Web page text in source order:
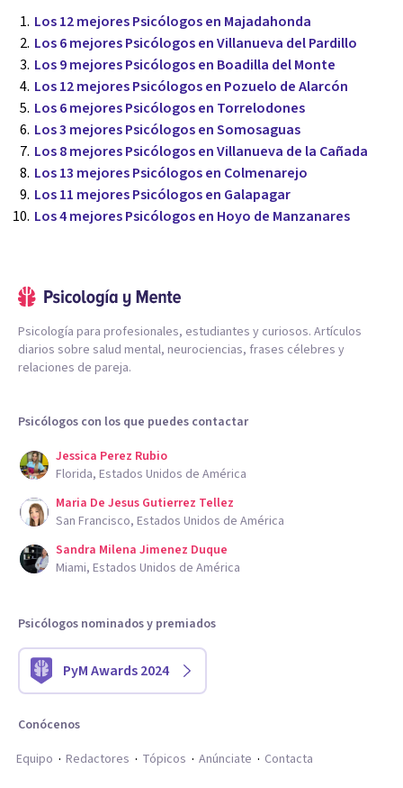
Los 12 mejores Psicólogos en Majadahonda
Los 6 mejores Psicólogos en Villanueva del Pardillo
Los 9 mejores Psicólogos en Boadilla del Monte
Los 12 mejores Psicólogos en Pozuelo de Alarcón
Los 6 mejores Psicólogos en Torrelodones
Los 3 mejores Psicólogos en Somosaguas
Los 8 mejores Psicólogos en Villanueva de la Cañada
Los 13 mejores Psicólogos en Colmenarejo
Los 11 mejores Psicólogos en Galapagar
Los 4 mejores Psicólogos en Hoyo de Manzanares
Psicología para profesionales, estudiantes y curiosos. Artículos
diarios sobre salud mental, neurociencias, frases célebres y
relaciones de pareja.
Psicólogos con los que puedes contactar
Jessica Perez Rubio
Florida, Estados Unidos de América
Maria De Jesus Gutierrez Tellez
San Francisco, Estados Unidos de América
Sandra Milena Jimenez Duque
Miami, Estados Unidos de América
Psicólogos nominados y premiados
PyM Awards 2024
Conócenos
Equipo
Redactores Tópicos Anúnciate Contacta